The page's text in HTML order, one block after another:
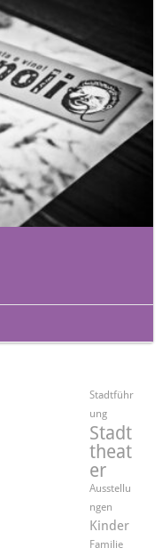
Stadtführ
ung
Stadt
theat
er
Ausstellu
ngen
Kinder
Familie